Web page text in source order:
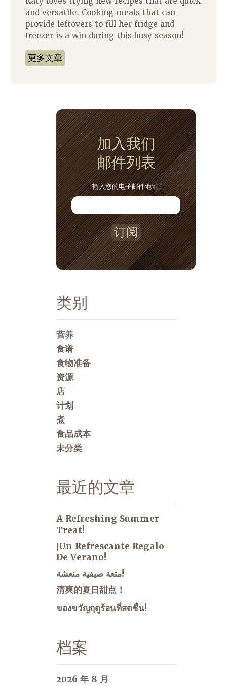
and versatile. Cooking meals that can
provide leftovers to fill her fridge and
freezer is a win during this busy season!
更多文章
加入我们
邮件列表
输入您的电子邮件地址:
订阅
类别
营养
食谱
食物准备
资源
店
计划
煮
食品成本
未分类
最近的文章
A Refreshing Summer
Treat!
¡Un Refrescante Regalo
De Verano!
متعة صيفية منعشة!
清爽的夏日甜点！
ของขวัญฤดูร้อนที่สดชื่น!
档案
2026 年 8 月